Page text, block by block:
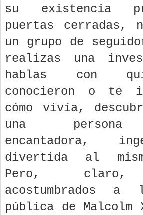
su existencia
puertas cerradas,
un grupo de
realizas una
hablas con
conocieron o te
cómo vivía,
una
encantadora,
divertida al
Pero, claro,
acostumbrados
pública de